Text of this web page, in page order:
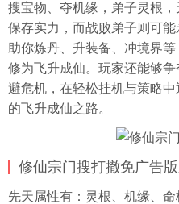
搜宝物、夺机缘，弟子灵根
保存实力，而战败弟子则可
助你炼丹、升装备、冲境界
修为飞升成仙。玩家还能够
避危机，在轻松挂机与策略中
的飞升成仙之路。
修仙宗门搜打撤免广告
先天属性有：灵根、机缘、命